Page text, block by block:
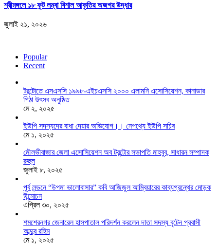
শ্রীমঙ্গলে ১৮ ফুট লম্বা বিশাল আকৃতির অজগর উদ্ধার
জুলাই ২১, ২০২৬
Popular
Recent
টরন্টোতে এসএসসি ১৯৯৮-এইচএসসি ২০০০ এলামনি এসোসিয়েশন, কানাডার
পিঠা উৎসব অনুষ্ঠিত
মে ২, ২০২৫
ইউপি সদস্যদের বাধা দেয়ার অভিযোগ।। নেপথ্যে ইউপি সচিব
মে ১, ২০২৫
মৌলভীবাজার জেলা এসোসিয়েশন অব টরন্টোর সভাপতি মাহবুব, সাধারন সম্পাদক
রুহুল
জুলাই ৮, ২০২৫
পূর্ব লন্ডনে “উপমা ভালোবাসার” কবি আজিজুল আম্বিয়ারের কাব্যগ্রন্থের মোড়ক
উন্মোচন
এপ্রিল ৩০, ২০২৫
শমশেরনগর জেনারেল হাসপাতাল পরিদর্শন করলেন দাতা সদস্য বৃটেন প্রবাসী
আব্দুর রহিম
মে ১, ২০২৫